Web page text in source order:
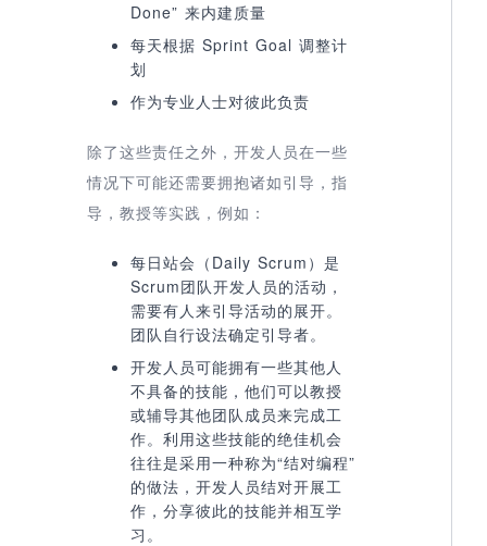
Done” 来内建质量
每天根据 Sprint Goal 调整计
划
作为专业人士对彼此负责
除了这些责任之外，开发人员在一些
情况下可能还需要拥抱诸如引导，指
导，教授等实践，例如：
每日站会（Daily Scrum）是
Scrum团队开发人员的活动，
需要有人来引导活动的展开。
团队自行设法确定引导者。
开发人员可能拥有一些其他人
不具备的技能，他们可以教授
或辅导其他团队成员来完成工
作。利用这些技能的绝佳机会
往往是采用一种称为“结对编程”
的做法，开发人员结对开展工
作，分享彼此的技能并相互学
习。